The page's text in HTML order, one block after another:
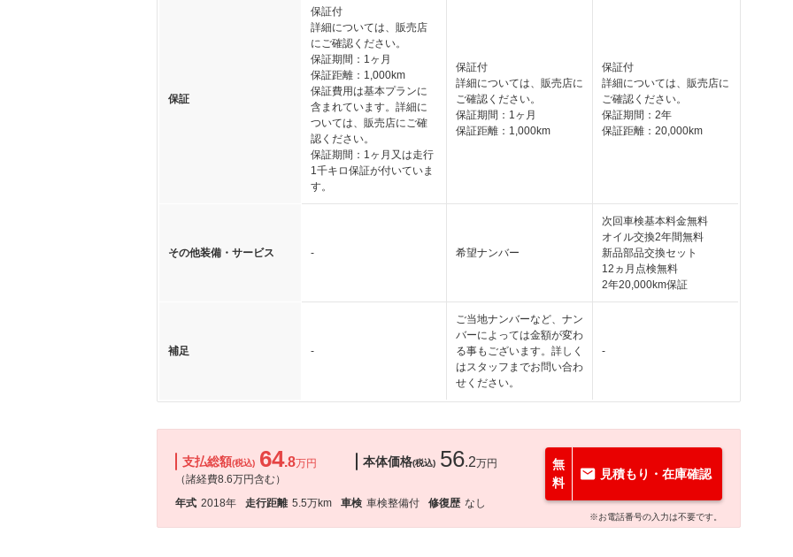
保証
保証付
詳細については、販売店
にご確認ください。
保証期間：1ヶ月
保証距離：1,000km
保証費用は基本プランに
含まれています。詳細に
ついては、販売店にご確
認ください。
保証期間：1ヶ月又は走行
1千キロ保証が付いていま
す。
保証付
詳細については、販売店に
ご確認ください。
保証期間：1ヶ月
保証距離：1,000km
保証付
詳細については、販売店に
ご確認ください。
保証期間：2年
保証距離：20,000km
その他装備・サービス - 希望ナンバー
次回車検基本料金無料
オイル交換2年間無料
新品部品交換セット
12ヵ月点検無料
2年20,000km保証
補足 -
ご当地ナンバーなど、ナン
バーによっては金額が変わ
る事もございます。詳しく
はスタッフまでお問い合わ
せください。
-
支払総額(税込) 64.8万円
（諸経費8.6万円含む）
本体価格(税込) 56.2万円
年式 2018年 走行距離 5.5万km 車検 車検整備付 修復歴 なし
無
料
見積もり・在庫確認
※お電話番号の入力は不要です。